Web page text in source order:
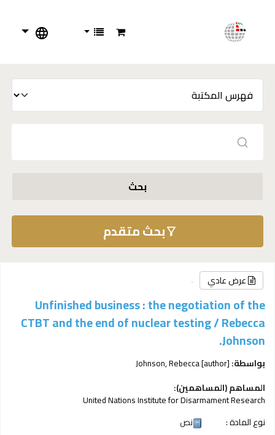
بحث
بحث متقدم
عرض عادي
Unfinished business : the negotiation of the
CTBT and the end of nuclear testing /Rebecca
Johnson.
بواسطة: Johnson, Rebecca[author]
المساهم (المساهمين):
United Nations Institute for Disarmament Research
نوع المادة :
نص